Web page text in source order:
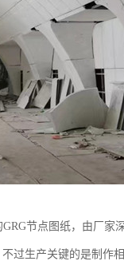
节点图纸，由厂
过生产关键的是制作